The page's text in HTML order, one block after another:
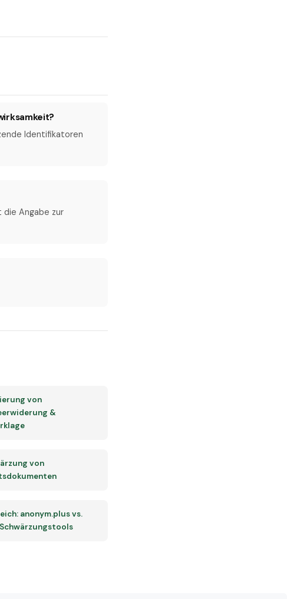
Identifikatoren
die Angabe zur
von
&
von
anonym.plus vs.